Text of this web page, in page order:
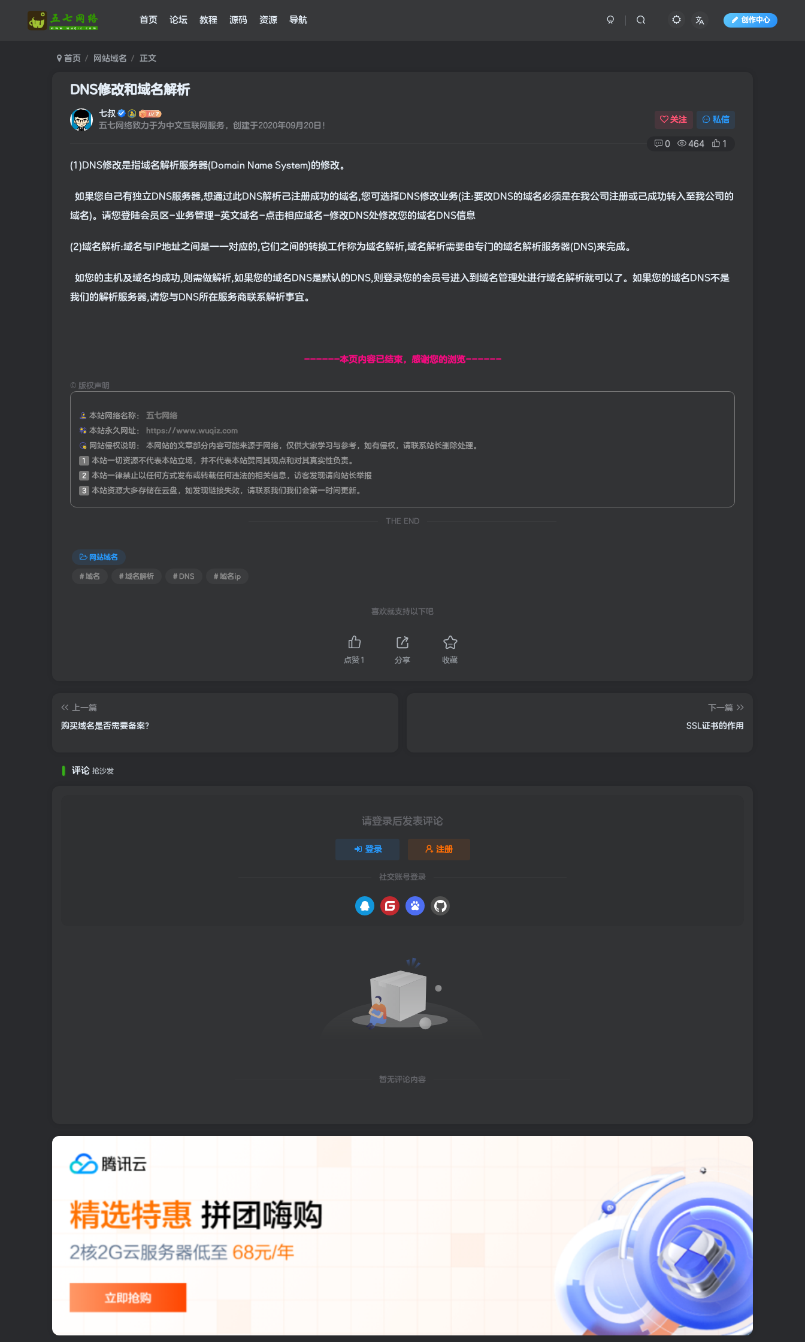
首页 论坛 教程 源码 资源 导航 创作中心
首页 网站域名 正文
DNS修改和域名解析
七叔
五七网络致力于为中文互联网服务，创建于2020年09月20日！
关注 私信
0 464 1
(1)DNS修改是指域名解析服务器(Domain Name System)的修改。
如果您自己有独立DNS服务器,想通过此DNS解析己注册成功的域名,您可选择DNS修改业务(注:要改DNS的域名必须是在我公司注册或己成功转入至我公司的
域名)。请您登陆会员区-业务管理-英文域名-点击相应域名-修改DNS处修改您的域名DNS信息
(2)域名解析:域名与IP地址之间是一一对应的,它们之间的转换工作称为域名解析,域名解析需要由专门的域名解析服务器(DNS)来完成。
如您的主机及域名均成功,则需做解析,如果您的域名DNS是默认的DNS,则登录您的会员号进入到域名管理处进行域名解析就可以了。如果您的域名DNS不是
我们的解析服务器,请您与DNS所在服务商联系解析事宜。
------本页内容已结束，感谢您的浏览------
© 版权声明
本站网络名称：
五七网络
本站永久网址：
https://www.wuqiz.com
网站侵权说明：
本网站的文章部分内容可能来源于网络，仅供大家学习与参考，如有侵权，请联系站长删除处理。
1
本站一切资源不代表本站立场，并不代表本站赞同其观点和对其真实性负责。
2
本站一律禁止以任何方式发布或转载任何违法的相关信息，访客发现请向站长举报
3
本站资源大多存储在云盘，如发现链接失效，请联系我们我们会第一时间更新。
THE END
网站域名
# 域名 # 域名解析 # DNS # 域名ip
喜欢就支持以下吧
点赞 1 分享 收藏
上一篇
购买域名是否需要备案？
下一篇
SSL证书的作用
评论 抢沙发
请登录后发表评论
登录 注册
社交账号登录
暂无评论内容